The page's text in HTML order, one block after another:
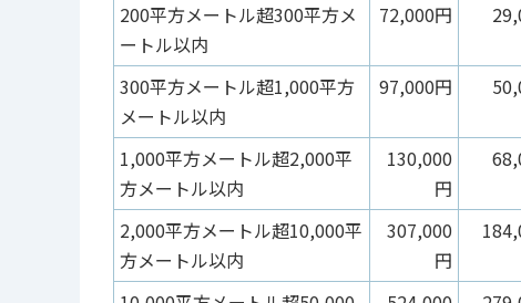
200平方メートル超300平方メ
ートル以内
72,000円
300平方メートル超1,000平方
メートル以内
97,000円
1,000平方メートル超2,000平
方メートル以内
130,000
円
2,000平方メートル超10,000平
方メートル以内
307,000
円